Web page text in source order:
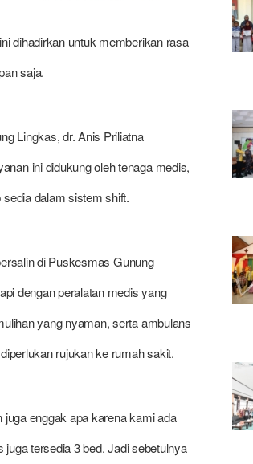
dihadirkan untuk memberikan rasa
saja.
Lingkas, dr. Anis Priliatna
ini didukung oleh tenaga medis,
dalam sistem shift.
di Puskesmas Gunung
dengan peralatan medis yang
yang nyaman, serta ambulans
rujukan ke rumah sakit.
juga enggak apa karena kami ada
juga tersedia 3 bed. Jadi sebetulnya